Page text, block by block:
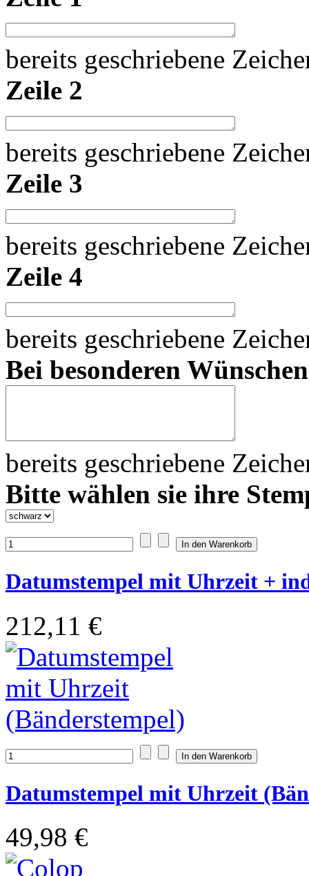
bereits geschriebene
Zeile 2
bereits geschriebene
Zeile 3
bereits geschriebene
Zeile 4
bereits geschriebene
Bei besonderen
bereits geschriebene
Bitte wählen sie ihre
Datumstempel mit Uhrzeit +
212,11 €
Datumstempel mit Uhrzeit
49,98 €